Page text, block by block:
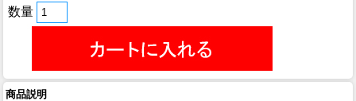
数量
商品説明